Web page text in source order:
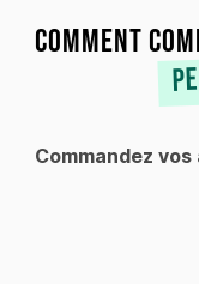
Comment
Commandez